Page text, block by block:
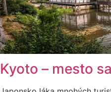
Kyoto – mesto